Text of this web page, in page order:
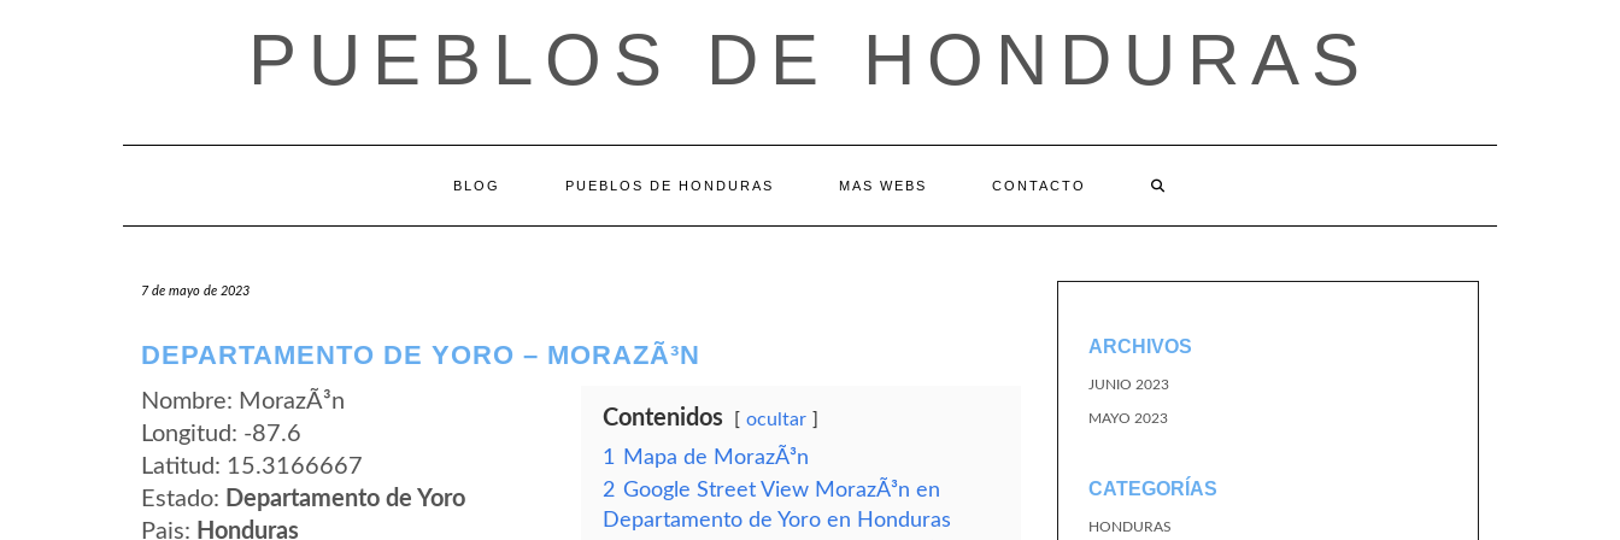
PUEBLOS DE HONDURAS
BLOG PUEBLOS DE HONDURAS MAS WEBS CONTACTO
7 de mayo de 2023
DEPARTAMENTO DE YORO – MORAZÃ³N
Nombre: MorazÃ³n
Longitud: -87.6
Latitud: 15.3166667
Estado: Departamento de Yoro
Pais: Honduras
Contenidos ocultar
1
Mapa de MorazÃ³n
2 Google Street View MorazÃ³n en
Departamento de Yoro en Honduras
ARCHIVOS
JUNIO 2023
MAYO 2023
CATEGORÍAS
HONDURAS